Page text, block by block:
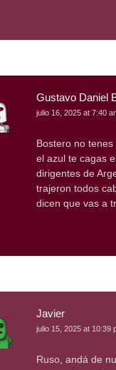
Gustavo Daniel
julio 16, 2025 at 7:40
Bostero no
el azul te cagas
dirigentes de
trajeron todos
dicen que vas a
Javier
julio 15, 2025 at 10:39
Ruso, andá de